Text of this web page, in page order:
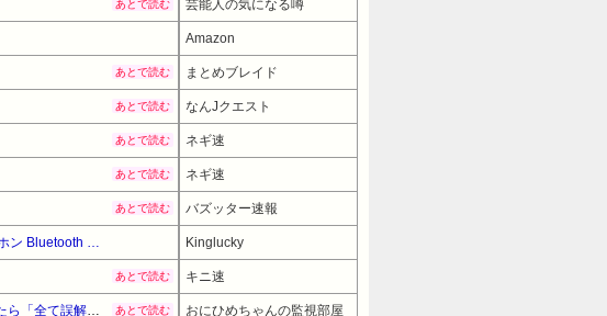
あとで読む 芸能人の気になる噂
Amazon
あとで読む まとめブレイド
あとで読む なんJクエスト
あとで読む ネギ速
あとで読む ネギ速
あとで読む バズッター速報
【タイムセール】【38%OFF！】 「音質進化」Kinglucky イヤーカフイヤホン ワイヤレスイヤホン Bluetooth 6.0 耳挟み式 耳を塞がない 4gの超軽量 2台同時接続 50時間連続再生 オープンイヤホン 超低遅延 IPX5防水 音漏れ防止 クリアな通話品質 日本語マニュアル ローズゴールド Kinglucky
あとで読む キニ速
いじめの主犯Aと取り巻きの元友人B。話したいことがあると言って先生含めた話し合いをしたら「全て誤解。私達は何もしてない」と言い出した あとで読む おにひめちゃんの監視部屋